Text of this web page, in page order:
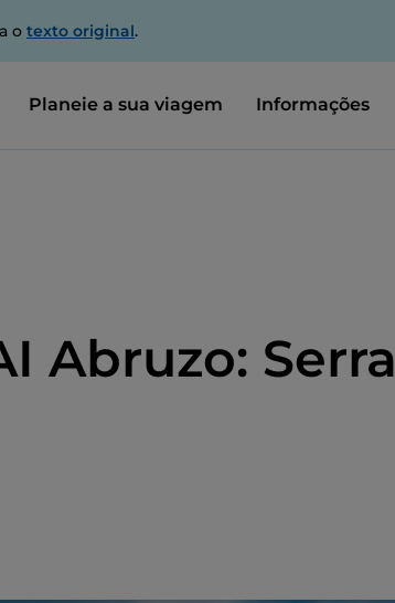
o texto original.
Planeie a sua viagem Informações
Abruzo: Serra